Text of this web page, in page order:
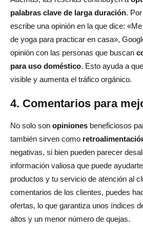
palabras clave de larga duración.
escribe una opinión en la que dice:
de yoga para practicar en casa»,
opinión con las personas que buscan
para uso doméstico. Esto ayuda a
visible y aumenta el tráfico orgánico.
4. Comentarios para
No solo son opiniones beneficiosos
también sirven como
negativas, si bien pueden parecer
información valiosa que puede
productos y tu servicio de atención al
comentarios de los clientes, puedes
ofertas, lo que garantiza unos índices
altos y un menor número de quejas.